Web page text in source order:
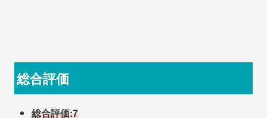
総合評価
総合評価:7